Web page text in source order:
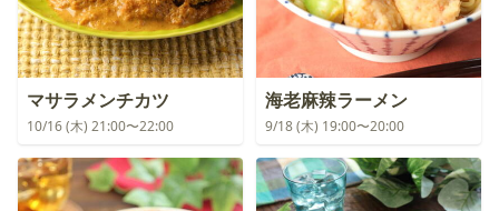
マサラメンチカツ
10/16 (木) 21:00〜22:00
海老麻辣ラーメン
9/18 (木) 19:00〜20:00